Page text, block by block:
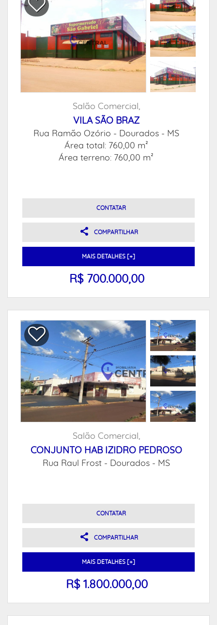
Salão Comercial,
VILA SÃO BRAZ
Rua Ramão Ozório - Dourados - MS
Área total: 760,00 m²
Área terreno: 760,00 m²
CONTATAR
COMPARTILHAR
MAIS DETALHES [+]
R$ 700.000,00
Salão Comercial,
CONJUNTO HAB IZIDRO PEDROSO
Rua Raul Frost - Dourados - MS
CONTATAR
COMPARTILHAR
MAIS DETALHES [+]
R$ 1.800.000,00